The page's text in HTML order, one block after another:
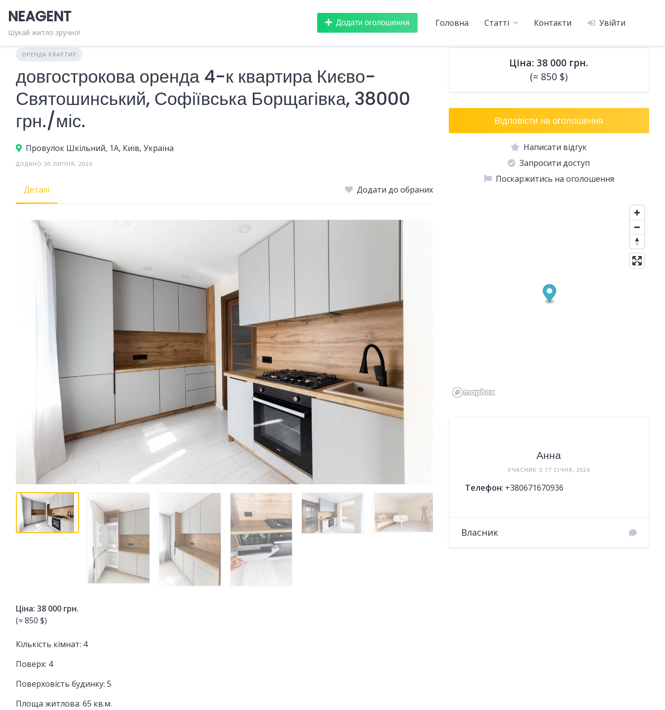
content
NEAGENT
Шукай житло зручно!
Головна Статті Контакти Увійти
Додати оголошення
ОРЕНДА КВАРТИР
довгострокова оренда 4-к квартира Києво-
Святошинський, Софіївська Борщагівка, 38000
грн./міс.
Провулок Шкільний, 1А, Київ, Україна
ДОДАНО 30 ЛИПНЯ, 2026
Деталі Додати до обраних
Ціна: 38 000 грн.
(≈ 850 $)
Кількість кімнат: 4
Поверх: 4
Поверховість будинку: 5
Площа житлова: 65 кв.м.
Ціна: 38 000 грн.
(≈ 850 $)
Відповісти на оголошення
Написати відгук
Запросити доступ
Поскаржитись на оголошення
Анна
УЧАСНИК З 17 СІЧНЯ, 2026
Телефон: +380671670936
Власник